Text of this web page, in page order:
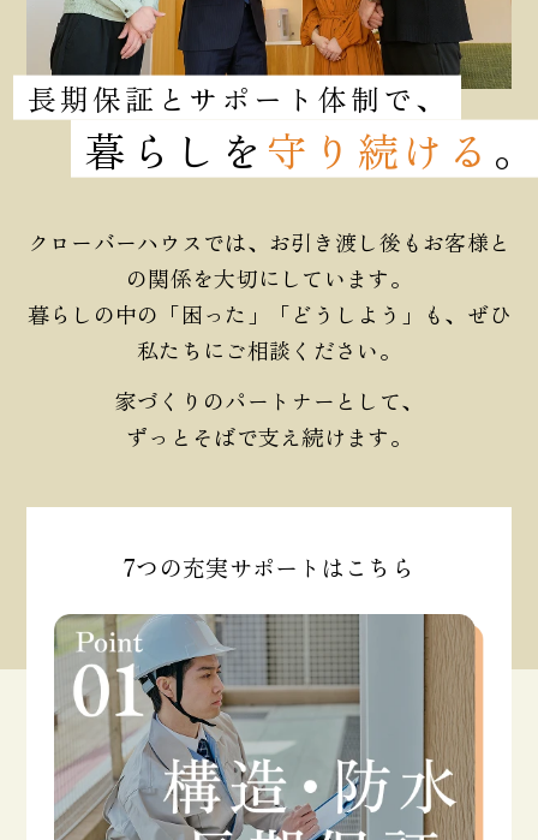
長期保証とサポート体制で、
暮らしを 守り続ける 。
クローバーハウスでは、お引き渡し後もお客様と
の関係を大切にしています。
暮らしの中の「困った」「どうしよう」も、ぜひ
私たちにご相談ください。
家づくりのパートナーとして、
ずっとそばで支え続けます。
7つの充実サポートはこちら